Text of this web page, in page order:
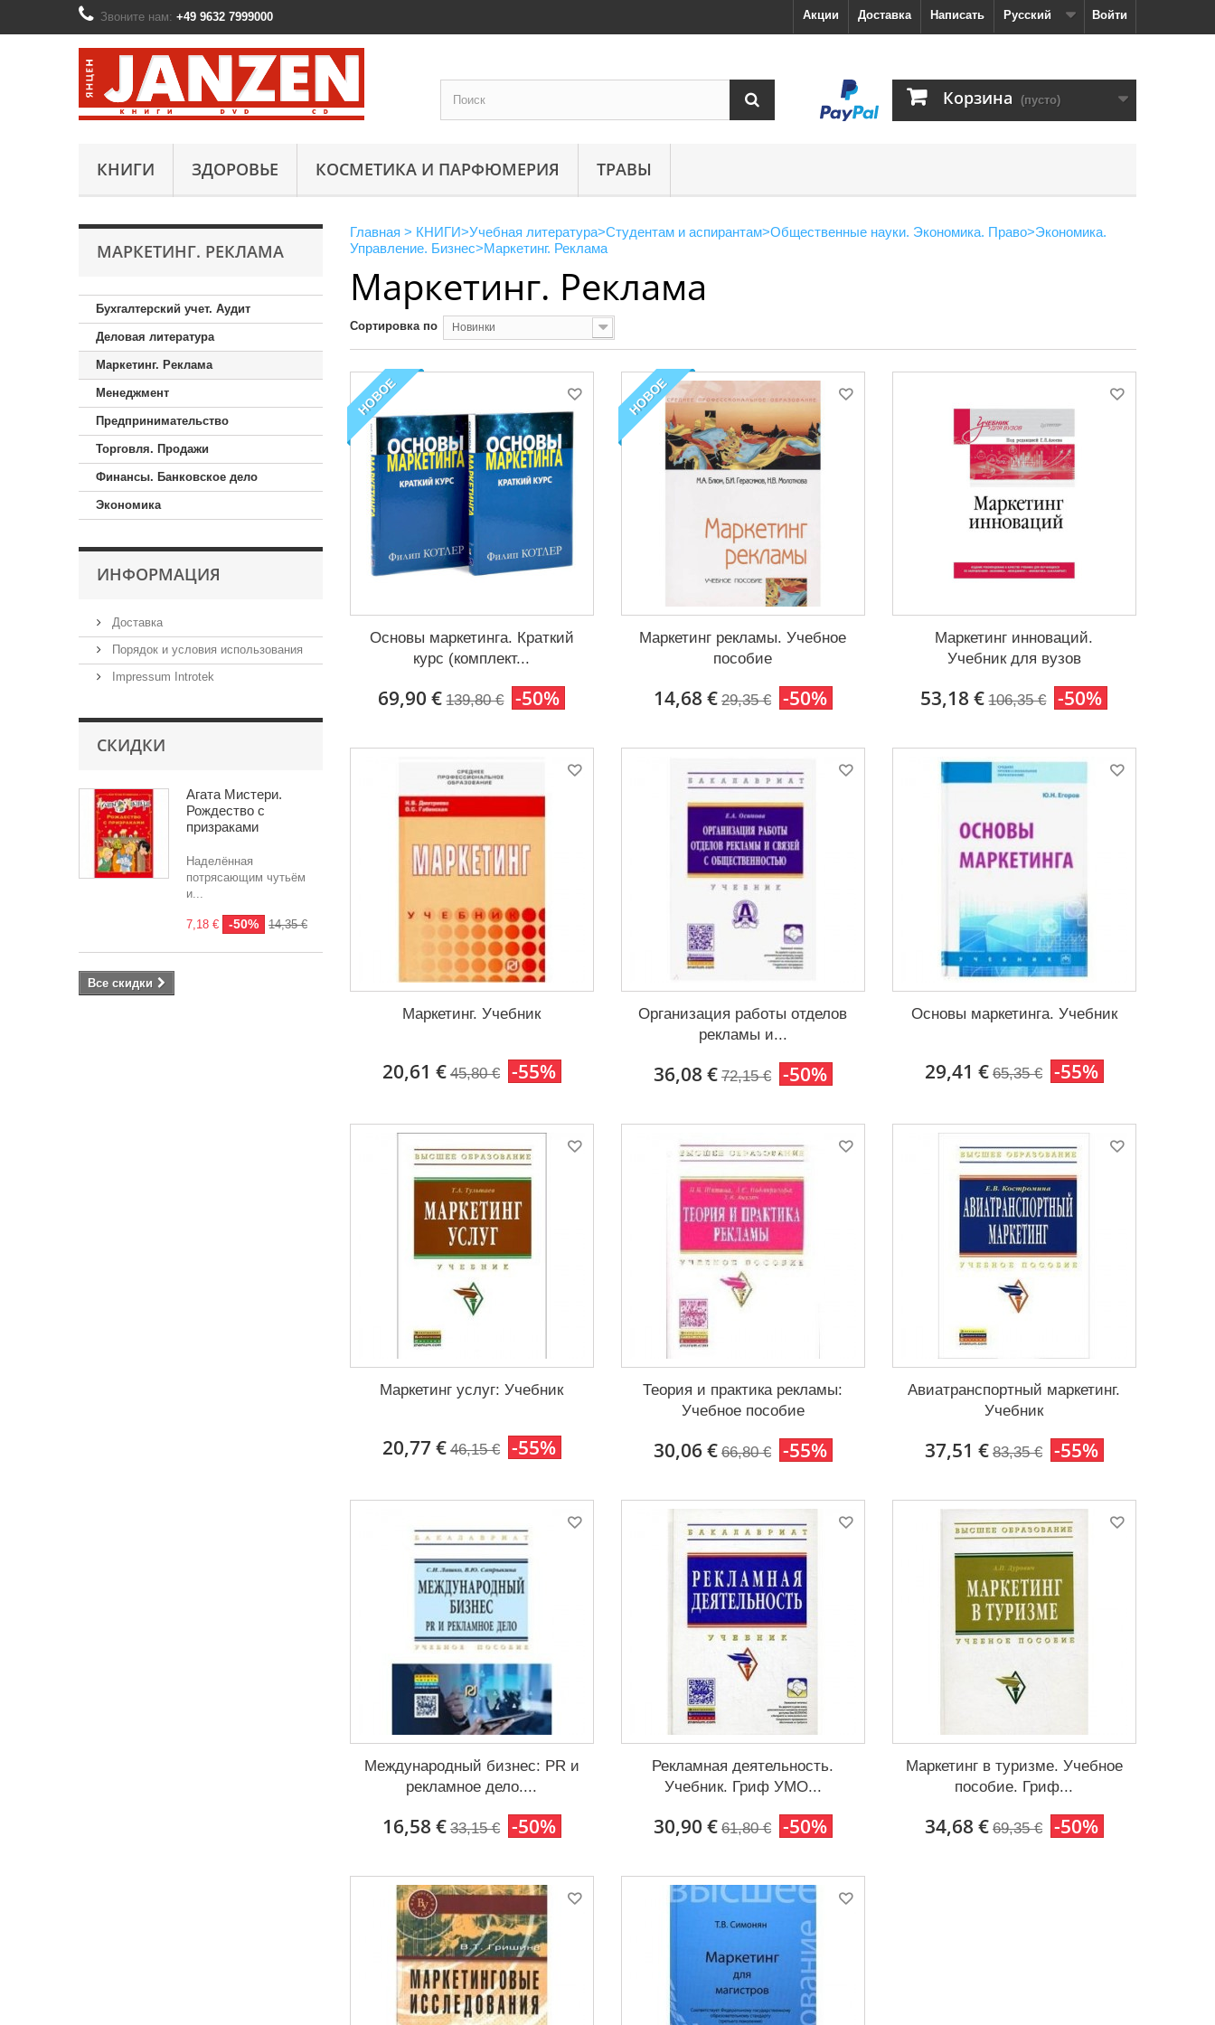
Войти
Русский
Написать
Доставка
Акции
Звоните нам: +49 9632 7999000
Корзина (пусто)
КНИГИ ЗДОРОВЬЕ КОСМЕТИКА И ПАРФЮМЕРИЯ ТРАВЫ
МАРКЕТИНГ. РЕКЛАМА
Бухгалтерский учет. Аудит
Деловая литература
Маркетинг. Реклама
Менеджмент
Предпринимательство
Торговля. Продажи
Финансы. Банковское дело
Экономика
ИНФОРМАЦИЯ
Доставка
Порядок и условия использования
Impressum Introtek
СКИДКИ
Агата Мистери.
Рождество с
призраками
Наделённая
потрясающим чутьём
и...
7,18 € -50% 14,35 €
Все скидки
Главная > КНИГИ>Учебная литература>Студентам и аспирантам>Общественные науки. Экономика. Право>Экономика.
Управление. Бизнес>Маркетинг. Реклама
Маркетинг. Реклама
Сортировка по Новинки
НОВОЕ
Основы маркетинга. Краткий
курс (комплект...
69,90 € 139,80 € -50%
НОВОЕ
Маркетинг рекламы. Учебное
пособие
14,68 € 29,35 € -50%
Маркетинг инноваций.
Учебник для вузов
53,18 € 106,35 € -50%
Маркетинг. Учебник
20,61 € 45,80 € -55%
Организация работы отделов
рекламы и...
36,08 € 72,15 € -50%
Основы маркетинга. Учебник
29,41 € 65,35 € -55%
Маркетинг услуг: Учебник
20,77 € 46,15 € -55%
Теория и практика рекламы:
Учебное пособие
30,06 € 66,80 € -55%
Авиатранспортный маркетинг.
Учебник
37,51 € 83,35 € -55%
Международный бизнес: PR и
рекламное дело....
16,58 € 33,15 € -50%
Рекламная деятельность.
Учебник. Гриф УМО...
30,90 € 61,80 € -50%
Маркетинг в туризме. Учебное
пособие. Гриф...
34,68 € 69,35 € -50%